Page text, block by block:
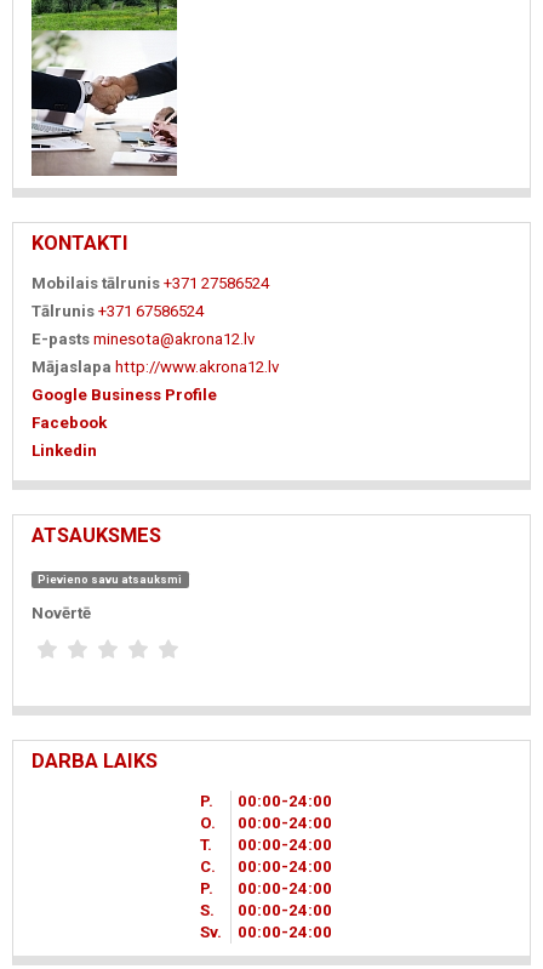
KONTAKTI
Mobilais tālrunis +371 27586524
Tālrunis +371 67586524
E-pasts minesota@akrona12.lv
Mājaslapa http://www.akrona12.lv
Google Business Profile
Facebook
Linkedin
ATSAUKSMES
Pievieno savu atsauksmi
Novērtē
DARBA LAIKS
P. 00 00-24 00
O.
00 00-24 00
T.
00 00-24 00
C.
00 00-24 00
P.
00 00-24 00
S.
00 00-24 00
Sv.
00 00-24 00